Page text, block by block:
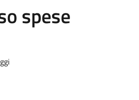
spese